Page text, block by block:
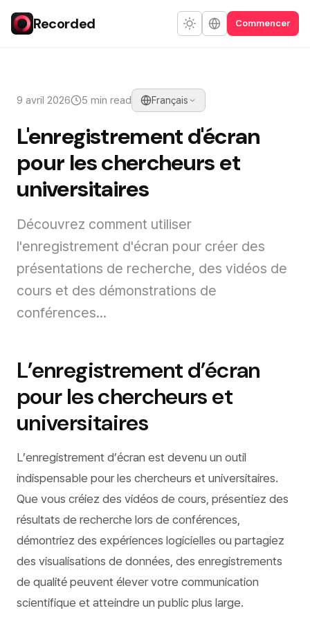
Recorded Commencer
9 avril 2026 5 min read Français
L'enregistrement d'écran
pour les chercheurs et
universitaires
Découvrez comment utiliser
l'enregistrement d'écran pour créer des
présentations de recherche, des vidéos de
cours et des démonstrations de
conférences...
L’enregistrement d’écran
pour les chercheurs et
universitaires
L’enregistrement d’écran est devenu un outil
indispensable pour les chercheurs et universitaires.
Que vous créiez des vidéos de cours, présentiez des
résultats de recherche lors de conférences,
démontriez des expériences logicielles ou partagiez
des visualisations de données, des enregistrements
de qualité peuvent élever votre communication
scientifique et atteindre un public plus large.